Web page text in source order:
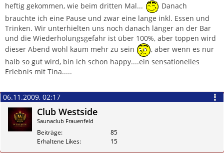
heftig gekommen, wie beim dritten Mal...
Danach
brauchte ich eine Pause und zwar eine lange inkl. Essen und
Trinken. Wir unterhielten uns noch danach länger an der Bar
und die Wiederholungsgefahr ist über 100%, aber toppen wird
dieser Abend wohl kaum mehr zu sein
, aber wenn es nur
halb so gut wird, bin ich schon happy....ein sensationelles
Erlebnis mit Tina.....
06.11.2009, 02:17
Club Westside
Saunaclub Frauenfeld
Beiträge
85
Erhaltene Likes
15